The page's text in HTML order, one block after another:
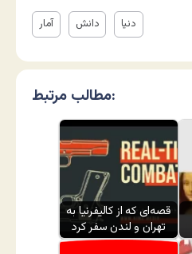
آمار دانش دنیا
مطالب مرتبط:
قصه‌ای که از کالیفرنیا به
تهران و لندن سفر کرد